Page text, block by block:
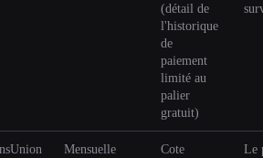
(détail de
l'historique
de
paiement
limité au
palier
gratuit)
Mensuelle
Cote
Le